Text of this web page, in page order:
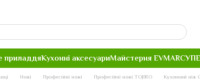
приладдяКухонні аксесуариМайстерня EVMAR
Ножі Професійні ножі Професійні ножі TOJIRO Кухонний ніж